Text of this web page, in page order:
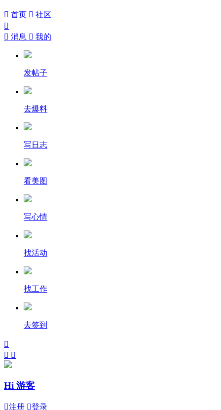
 首页  社区

 消息  我的
发帖子
去爆料
写日志
看美图
写心情
找活动
找工作
去签到

 
Hi 游客
注册 登录